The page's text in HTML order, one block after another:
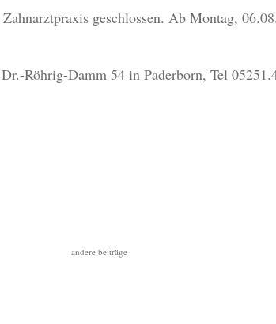
geschlossen. Ab Montag,
Röhrig-Damm 54 in Paderborn, Tel
andere beiträge